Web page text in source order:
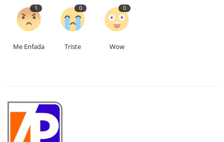
1
Me Enfada
0
Triste
0
Wow